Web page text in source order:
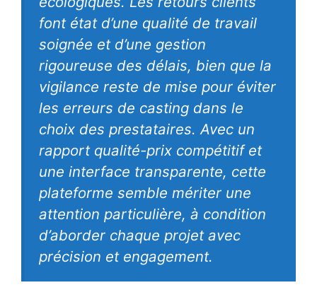
font état d’une qualité de travail
soignée et d’une gestion
rigoureuse des délais, bien que la
vigilance reste de mise pour éviter
les erreurs de casting dans le
choix des prestataires. Avec un
rapport qualité-prix compétitif et
une interface transparente, cette
plateforme semble mériter une
attention particulière, à condition
d’aborder chaque projet avec
précision et engagement.